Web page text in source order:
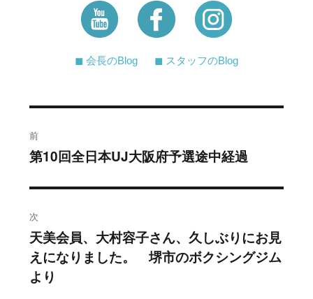
◼︎ 会長のBlog ◼︎ スタッフのBlog
稿
ナ
ビ
ゲ
ー
前
過
投
稿:
第10回全日本UJ大阪府予選途中経過
次
次
の
投
天美会員、大村容子さん、久しぶりにお見
えになりました。 堺市のボクシングジム
より